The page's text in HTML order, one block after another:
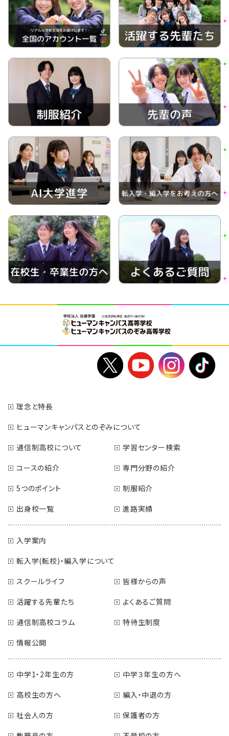
理念と特長
ヒューマンキャンパスとのぞみについて
通信制高校について
学習センター検索
コースの紹介
専門分野の紹介
5つのポイント
制服紹介
出身校一覧
進路実績
入学案内
転入学(転校)・編入学について
スクールライフ
皆様からの声
活躍する先輩たち
よくあるご質問
通信制高校コラム
特待生制度
情報公開
中学1・2年生の方
中学３年生の方へ
高校生の方へ
編入・中退の方
社会人の方
保護者の方